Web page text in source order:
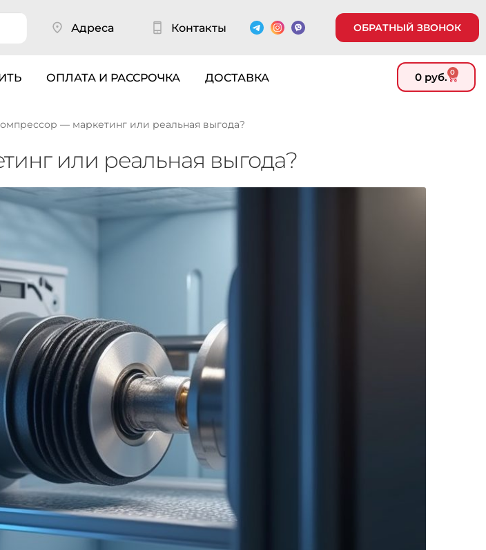
Адреса Контакты ОБРАТНЫЙ ЗВОНОК
ОПЛАТА И РАССРОЧКА ДОСТАВКА 0 руб. 0
— маркетинг или реальная выгода?
или реальная выгода?